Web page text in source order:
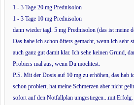
1 - 3 Tage 20 mg Prednisolon
1 - 3 Tage 10 mg Prednisolon
dann wieder tagl. 5 mg Prednisolon (das ist meine
Das habe ich schon öfters gemacht, wenn ich sehr
auch ganz gut damit klar. Ich sehe keinen Grund,
Probiers mal aus, wenn Du möchtest.
P.S. Mit der Dosis auf 10 mg zu erhöhen, das hab
schon probiert, hat meine Schmerzen aber nicht
sofort auf den Notfallplan umgestiegen...mit Erfolg.